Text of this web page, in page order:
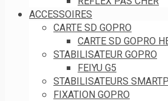
ACCESSOIRES
CARTE SD GOPRO
CARTE SD GOPRO
STABILISATEUR GOPRO
FEIYU G5
STABILISATEURS
FIXATION GOPRO